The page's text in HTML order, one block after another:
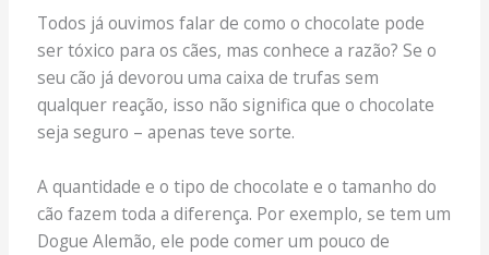
Todos já ouvimos falar de como o chocolate pode
ser tóxico para os cães, mas conhece a razão? Se o
seu cão já devorou uma caixa de trufas sem
qualquer reação, isso não significa que o chocolate
seja seguro – apenas teve sorte.
A quantidade e o tipo de chocolate e o tamanho do
cão fazem toda a diferença. Por exemplo, se tem um
Dogue Alemão, ele pode comer um pouco de